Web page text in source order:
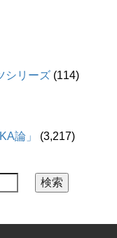
シリーズ (114)
論」
(3,217)